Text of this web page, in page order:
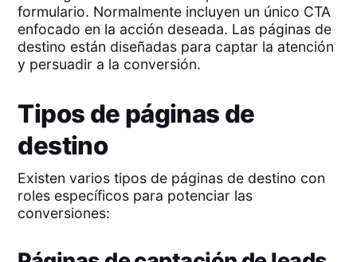
formulario. Normalmente incluyen un único CTA
enfocado en la acción deseada. Las páginas de
destino están diseñadas para captar la atención
y persuadir a la conversión.
Tipos de páginas de
destino
Existen varios tipos de páginas de destino con
roles específicos para potenciar las
conversiones: